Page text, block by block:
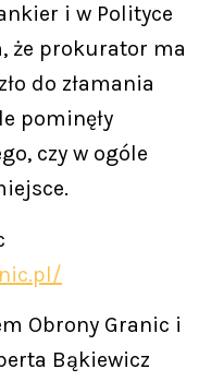
i w Polityce
że prokurator ma
do złamania
pominęły
czy w ogóle
Obrony Granic i
Bąkiewicz